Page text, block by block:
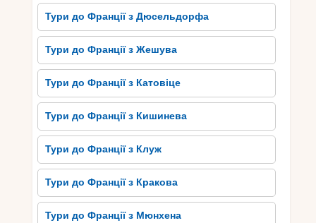
в якому ми подорожуємо? Яка роль їжі і
гастрономії у формуванні культурної
ідентичності? І як можемо ми самі стати
справжніми корсиканцями, поглибивши своє
розуміння та захоплення цим унікальним
місцем? Подорож до Аяччо – це не лише шлях
до задоволення і розваг, але й можливість для
осмислення і збагачення нашого світу.
Тури до Франції з Дюсельдорфа
Тури до Франції з Жешува
Тури до Франції з Катовіце
Тури до Франції з Кишинева
Тури до Франції з Клуж
Тури до Франції з Кракова
Тури до Франції з Мюнхена